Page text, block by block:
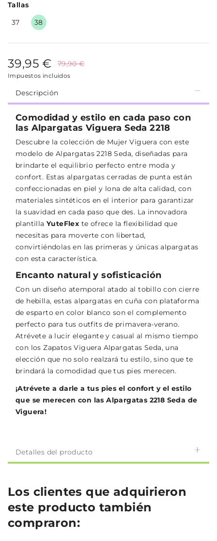
Tallas
37
38
39,95 € 79,90 €
Impuestos incluidos
Descripción
Comodidad y estilo en cada paso con
las Alpargatas Viguera Seda 2218
Descubre la colección de Mujer Viguera con este
modelo de Alpargatas 2218 Seda, diseñadas para
brindarte el equilibrio perfecto entre moda y
confort. Estas alpargatas cerradas de punta están
confeccionadas en piel y lona de alta calidad, con
materiales sintéticos en el interior para garantizar
la suavidad en cada paso que des. La innovadora
plantilla YuteFlex te ofrece la flexibilidad que
necesitas para moverte con libertad,
convirtiéndolas en las primeras y únicas alpargatas
con esta característica.
Encanto natural y sofisticación
Con un diseño atemporal atado al tobillo con cierre
de hebilla, estas alpargatas en cuña con plataforma
de esparto en color blanco son el complemento
perfecto para tus outfits de primavera-verano.
Atrévete a lucir elegante y casual al mismo tiempo
con los Zapatos Viguera Alpargatas Seda, una
elección que no solo realzará tu estilo, sino que te
brindará la comodidad que tus pies merecen.
¡Atrévete a darle a tus pies el confort y el estilo
que se merecen con las Alpargatas 2218 Seda de
Viguera!
Detalles del producto
Los clientes que adquirieron
este producto también
compraron: